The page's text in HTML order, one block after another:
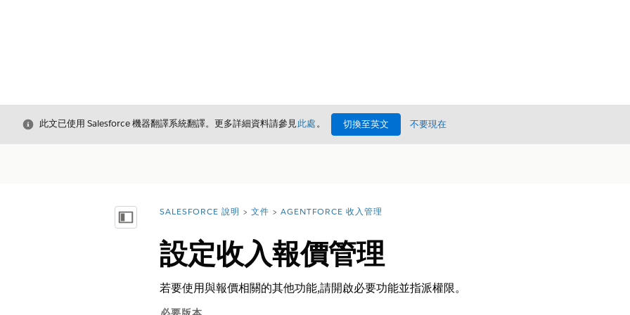
結束
此文已使用 Salesforce 機器翻譯系統翻譯。更多詳細資料請參見此處。 切換至英文 不要現在
顯示目錄 您位於此處：
SALESFORCE 說明 文件 AGENTFORCE 收入管理
設定收入報價管理
若要使用與報價相關的其他功能,請開啟必要功能並指派權限。